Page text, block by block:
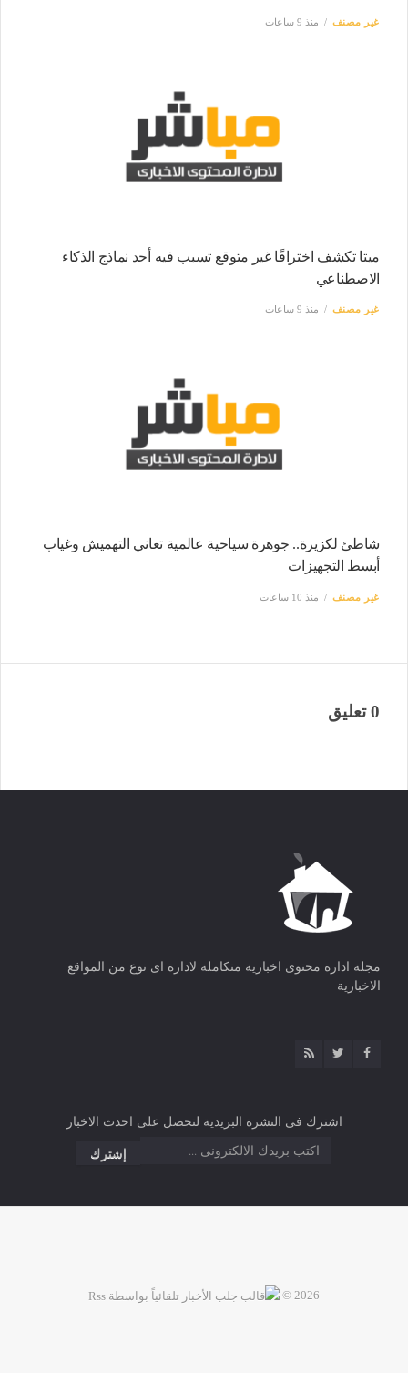
غير مصنف منذ 9 ساعات
ميتا تكشف اختراقًا غير متوقع تسبب فيه أحد نماذج الذكاء
الاصطناعي
غير مصنف منذ 9 ساعات
شاطئ لكزيرة.. جوهرة سياحية عالمية تعاني التهميش وغياب
أبسط التجهيزات
غير مصنف منذ 10 ساعات
0 تعليق
مجلة ادارة محتوى اخبارية متكاملة لادارة اى نوع من المواقع
الاخبارية
اشترك فى النشرة البريدية لتحصل على احدث الاخبار
2026 ©